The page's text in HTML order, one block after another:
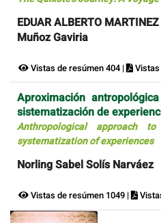
EDUAR ALBERTO
Muñoz Gaviria
Vistas de resúmen 404 | Vistas
Aproximación
sistematización de
Anthropological approach
systematization of experiences
Norling Sabel Solís Narváez
Vistas de resúmen 1049 |